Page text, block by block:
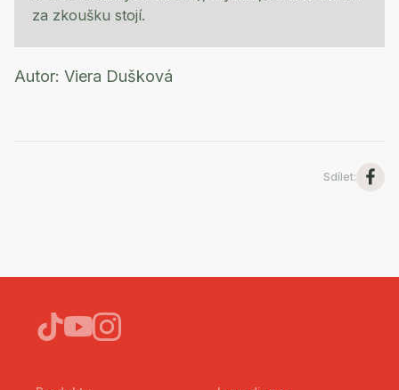
za zkoušku stojí.
Autor: Viera Dušková
Sdílet: